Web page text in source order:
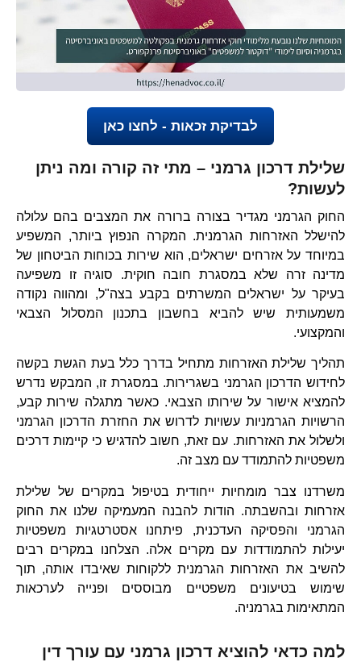
לבדיקת זכאות - לחצו כאן
שלילת דרכון גרמני – מתי זה קורה ומה ניתן
לעשות?
החוק הגרמני מגדיר בצורה ברורה את המצבים בהם עלולה
להישלל האזרחות הגרמנית. המקרה הנפוץ ביותר, המשפיע
במיוחד על אזרחים ישראלים, הוא שירות בכוחות הביטחון של
מדינה זרה שלא במסגרת חובה חוקית. סוגיה זו משפיעה
בעיקר על ישראלים המשרתים בקבע בצה"ל, ומהווה נקודה
משמעותית שיש להביא בחשבון בתכנון המסלול הצבאי
והמקצועי.
תהליך שלילת האזרחות מתחיל בדרך כלל בעת הגשת בקשה
לחידוש הדרכון הגרמני בשגרירות. במסגרת זו, המבקש נדרש
להמציא אישור על שירותו הצבאי. כאשר מתגלה שירות קבע,
הרשויות הגרמניות עשויות לדרוש את החזרת הדרכון הגרמני
ולשלול את האזרחות. עם זאת, חשוב להדגיש כי קיימות דרכים
משפטיות להתמודד עם מצב זה.
משרדנו צבר מומחיות ייחודית בטיפול במקרים של שלילת
אזרחות ובהשבתה. הודות להבנה המעמיקה שלנו את החוק
הגרמני והפסיקה העדכנית, פיתחנו אסטרטגיות משפטיות
יעילות להתמודדות עם מקרים אלה. הצלחנו במקרים רבים
להשיב את האזרחות הגרמנית ללקוחות שאיבדו אותה, תוך
שימוש בטיעונים משפטיים מבוססים ופנייה לערכאות
המתאימות בגרמניה.
למה כדאי להוציא דרכון גרמני עם עורך דין